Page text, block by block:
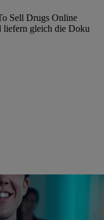
Sell Drugs Online
liefern gleich die Doku